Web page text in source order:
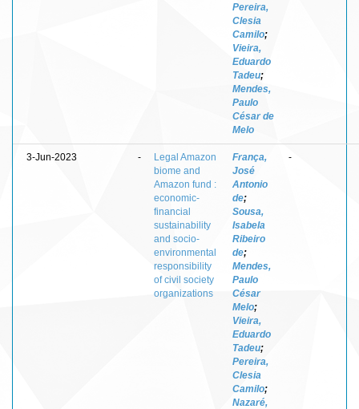
Pereira,
Clesia
Camilo;
Vieira,
Eduardo
Tadeu;
Mendes,
Paulo
César de
Melo
3-Jun-2023 -
Legal Amazon
biome and
Amazon fund :
economic-
financial
sustainability
and socio-
environmental
responsibility
of civil society
organizations
França,
José
Antonio
de;
Sousa,
Isabela
Ribeiro
de;
Mendes,
Paulo
César
Melo;
Vieira,
Eduardo
Tadeu;
Pereira,
Clesia
Camilo;
Nazaré,
-